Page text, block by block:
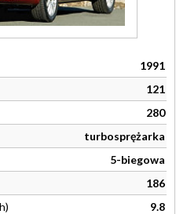
1991
121
280
turbosprężarka
5-biegowa
186
9.8